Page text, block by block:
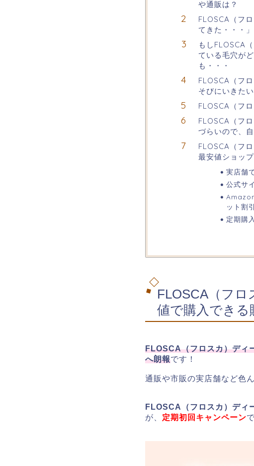
や通販は？
FLOSCA（フ
てきた・・・
もしFLOSCA
ている毛穴が
も・・・
FLOSCA（フ
そびにいきた
FLOSCA（フ
FLOSCA（フ
づらいので、
FLOSCA（フ
最安値ショップ
実店舗
公式サ
ット割
定期購
FLOSCA（フ
値で購入できる
FLOSCA（フロスカ）ディ
へ朗報です！
通販や市販の実店舗など色
FLOSCA（フロスカ）ディ
が、 定期初回キャンペーン